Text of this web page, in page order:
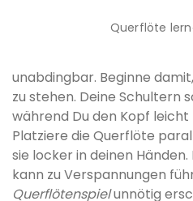
Querflöte
unabdingbar. Beginne
zu stehen. Deine Schultern
während Du den Kopf
Platziere die Querflöte
sie locker in deinen
kann zu Verspannungen
Querflötenspielunnötig